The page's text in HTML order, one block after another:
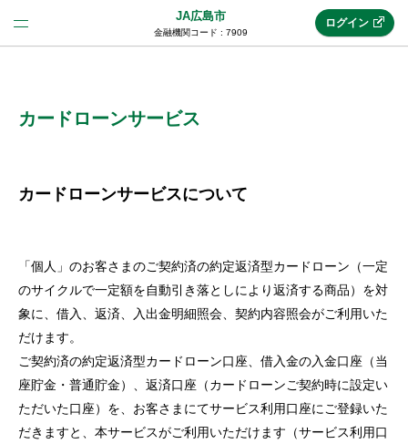
JA広島市
金融機関コード : 7909
(法人JAネットバンク)
メリット
機能・サービス
ログイン
カードローンサービス
カードローンサービスについて
「個人」のお客さまのご契約済の約定返済型カードローン（一定
のサイクルで一定額を自動引き落としにより返済する商品）を対
象に、借入、返済、入出金明細照会、契約内容照会がご利用いた
だけます。
ご契約済の約定返済型カードローン口座、借入金の入金口座（当
座貯金・普通貯金）、返済口座（カードローンご契約時に設定い
ただいた口座）を、お客さまにてサービス利用口座にご登録いた
だきますと、本サービスがご利用いただけます（サービス利用口